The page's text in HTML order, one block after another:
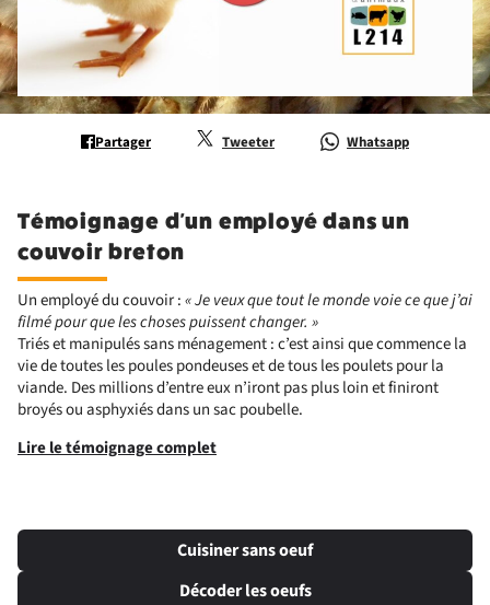
Partager Tweeter Whatsapp
Témoignage d'un employé dans un
couvoir breton
Un employé du couvoir :« Je veux que tout le monde voie ce que j’ai
filmé pour que les choses puissent changer. »
Triés et manipulés sans ménagement : c’est ainsi que commence la
vie de toutes les poules pondeuses et de tous les poulets pour la
viande. Des millions d’entre eux n’iront pas plus loin et finiront
broyés ou asphyxiés dans un sac poubelle.
Lire le témoignage complet
Cuisiner sans oeuf
Décoder les oeufs